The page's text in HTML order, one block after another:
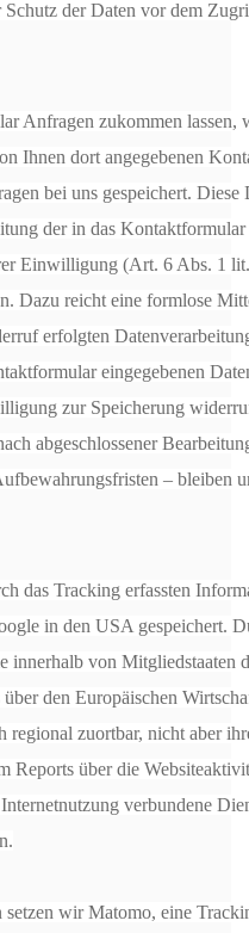
der Daten vor dem
Anfragen zukommen lassen,
Ihnen dort angegebenen
bei uns gespeichert.
der in das Kontaktformular
Einwilligung (Art. 6 Abs. 1
Dazu reicht eine formlose
erfolgten
eingegebenen
zur Speicherung
abgeschlossener
– bleiben
das Tracking erfassten
in den USA gespeichert.
innerhalb von Mitgliedstaaten
über den Europäischen
regional zuortbar, nicht aber
Reports über die
verbundene
setzen wir Matomo, eine